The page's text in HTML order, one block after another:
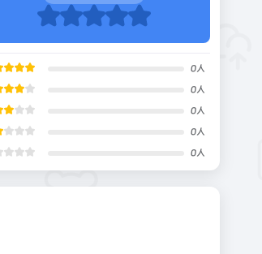
0人
0人
0人
0人
0人